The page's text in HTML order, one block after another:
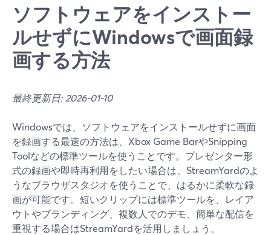
ソフトウェアをインストー
ルせずにWindowsで画面録
画する方法
最終更新日: 2026-01-10
Windowsでは、ソフトウェアをインストールせずに画面
を録画する最速の方法は、Xbox Game BarやSnipping
Toolなどの標準ツールを使うことです。プレゼンター形
式の録画や即時再利用をしたい場合は、StreamYardのよ
うなブラウザスタジオを使うことで、はるかに柔軟な録
画が可能です。短いクリップには標準ツールを、レイア
ウトやブランディング、複数人でのデモ、簡単な配信を
重視する場合はStreamYardを活用しましょう。